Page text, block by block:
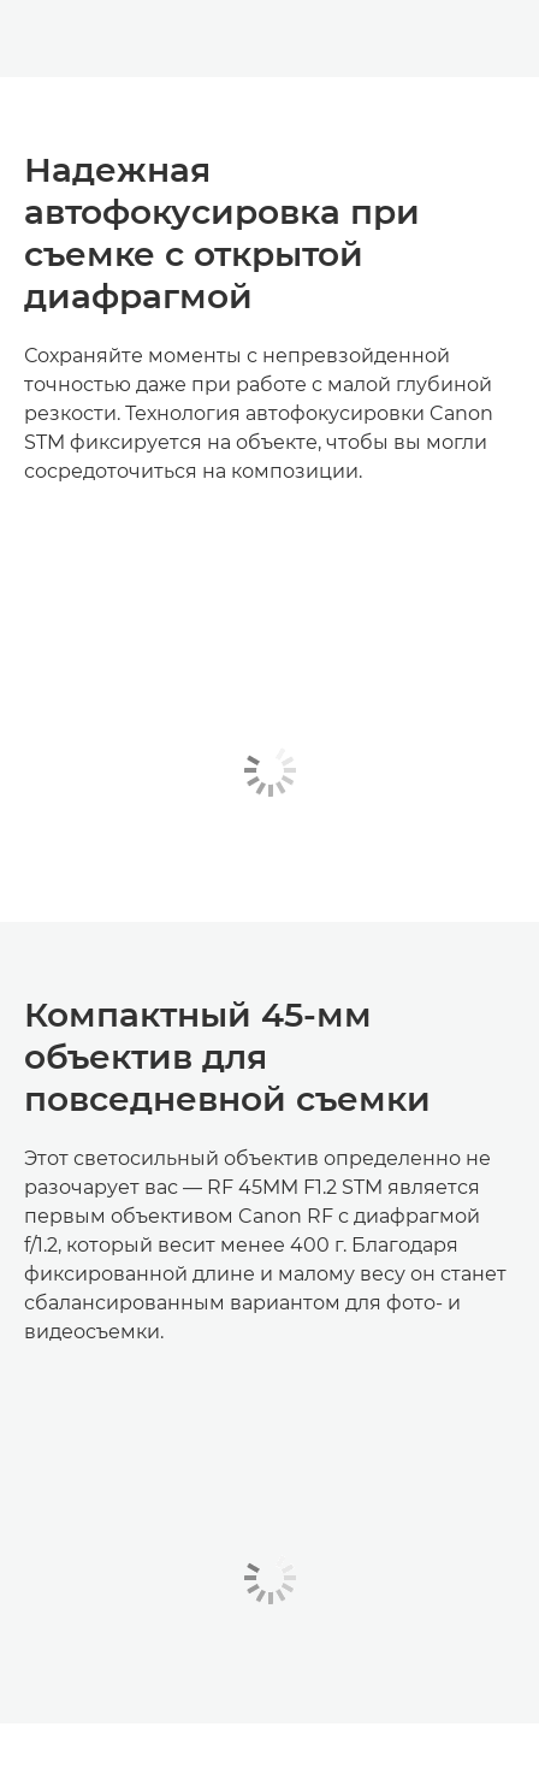
Надежная
автофокусировка при
съемке с открытой
диафрагмой
Сохраняйте моменты с непревзойденной
точностью даже при работе с малой глубиной
резкости. Технология автофокусировки Canon
STM фиксируется на объекте, чтобы вы могли
сосредоточиться на композиции.
Компактный 45-мм
объектив для
повседневной съемки
Этот светосильный объектив определенно не
разочарует вас — RF 45MM F1.2 STM является
первым объективом Canon RF с диафрагмой
f/1.2, который весит менее 400 г. Благодаря
фиксированной длине и малому весу он станет
сбалансированным вариантом для фото- и
видеосъемки.